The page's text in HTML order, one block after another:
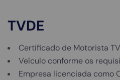
TVDE
Certificado de Motorista
Veículo conforme os
Empresa licenciada como